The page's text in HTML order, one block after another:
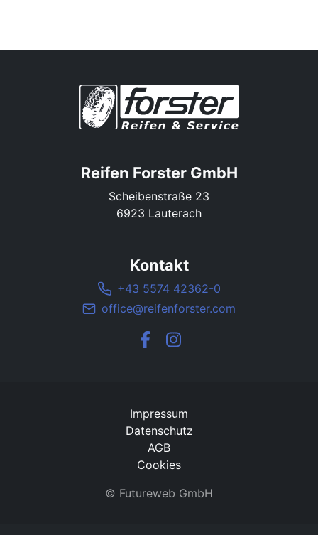
Reifen Forster GmbH
Scheibenstraße 23
6923 Lauterach
Kontakt
+43 5574 42362-0
office@reifenforster.com
Impressum
Datenschutz
AGB
Cookies
© Futureweb GmbH